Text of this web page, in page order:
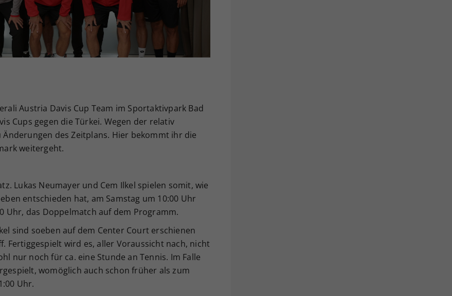
Austria Davis Cup Team im Sportaktivpark Bad
Cups gegen die Türkei. Wegen der relativ
des Zeitplans. Hier bekommt ihr die
weitergeht.
Lukas Neumayer und Cem Ilkel spielen somit, wie
entschieden hat, am Samstag um 10:00 Uhr
Uhr, das Doppelmatch auf dem Programm.
sind soeben auf dem Center Court erschienen
Fertiggespielt wird es, aller Voraussicht nach, nicht
nur noch für ca. eine Stunde an Tennis. Im Falle
womöglich auch schon früher als zum
Uhr.
Ihrer vorgenommen Einstellungen, falls der
Webseiten-Betreiber dies eingestellt hat.